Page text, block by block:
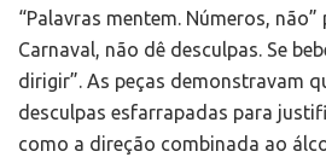
“Palavras mentem. Números,
Carnaval, não dê desculpas. Se
dirigir”. As peças demonstravam
desculpas esfarrapadas para
como a direção combinada ao